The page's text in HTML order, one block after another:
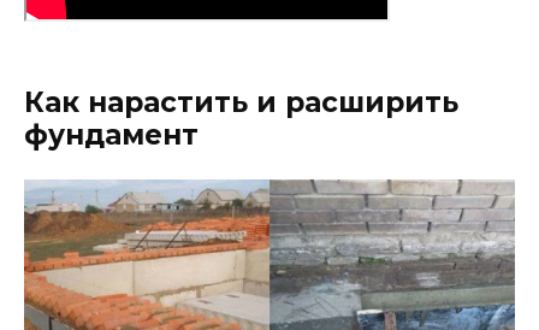
Как нарастить и расширить
фундамент